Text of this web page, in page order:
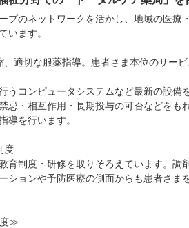
プのネットワークを活かし、地域の医
います。
、適切な服薬指導。患者さま本位のサー
うコンピュータシステムなど最新の設備
忌・相互作用・長期投与の可否などを
導を行います。
度
育制度・研修を取りそろえています。
ションや予防医療の側面からも患者さ
≫